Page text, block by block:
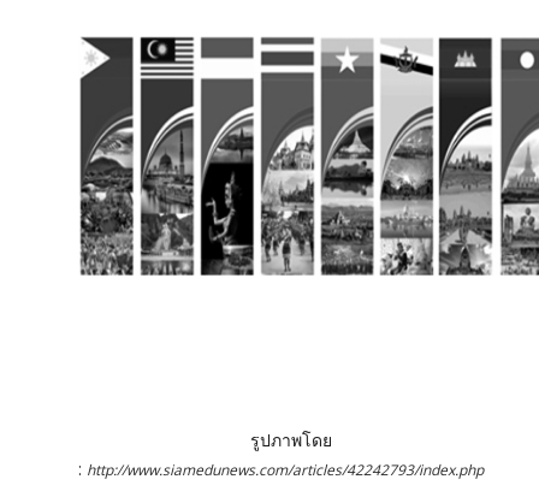
รูปภาพโดย
: http://www.siamedunews.com/articles/42242793/index.php